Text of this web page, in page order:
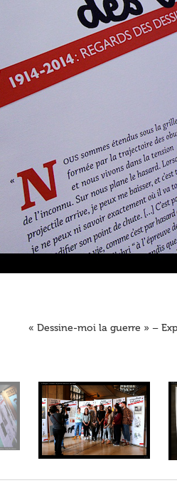
« Dessine-moi la guerre » –